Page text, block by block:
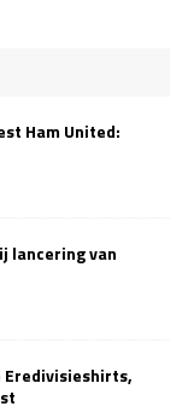
Ham United:
lancering van
Eredivisieshirts,